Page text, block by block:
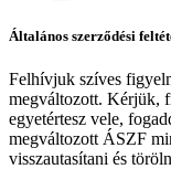
Általános szerződési
Felhívjuk szíves
megváltozott. Kérjük,
egyetértesz vele,
megváltozott ÁSZF
visszautasítani és